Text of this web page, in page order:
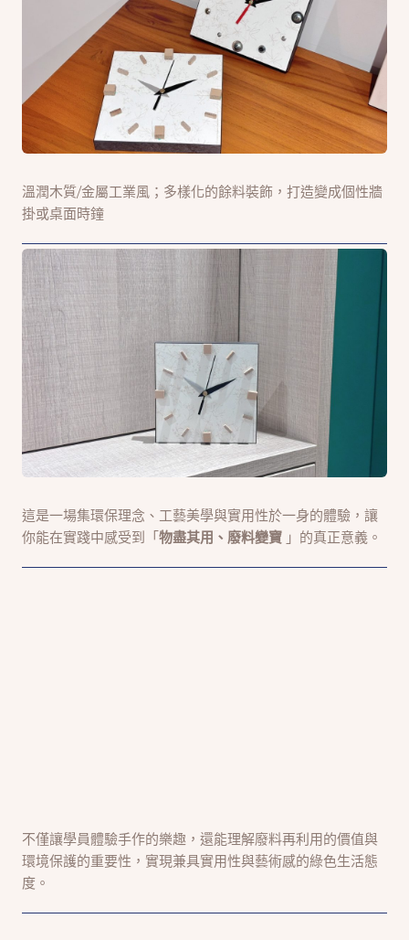
溫潤木質/金屬工業風；多樣化的餘料裝飾，打造變成個性牆
掛或桌面時鐘
這是一場集環保理念、工藝美學與實用性於一身的體驗，讓
你能在實踐中感受到「物盡其用、廢料變寶 」的真正意義。
不僅讓學員體驗手作的樂趣，還能理解廢料再利用的價值與
環境保護的重要性，實現兼具實用性與藝術感的綠色生活態
度。